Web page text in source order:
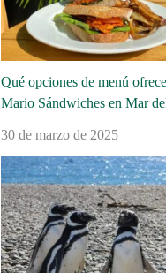
Qué opciones de menú
Mario Sándwiches en Mar
30 de marzo de 2025